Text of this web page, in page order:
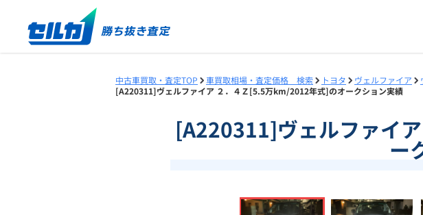
中古車買取・査定TOP 車買取相場・査定価格 検索 トヨタ ヴェルファイア
[A220311]ヴェルファイア ２．４Ｚ[5.5万km/2012年式]のオークション実績
[A220311]ヴェルファイ
ー